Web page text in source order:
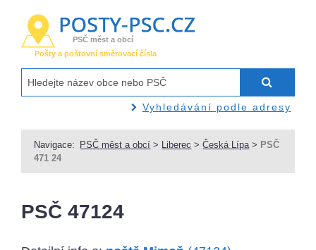
PSČ měst a obcí
Pošty a poštovní směrovací čísla
Vyhledávání podle adresy
Navigace: PSČ měst a obcí > Liberec >Česká Lípa > PSČ
471 24
PSČ 47124